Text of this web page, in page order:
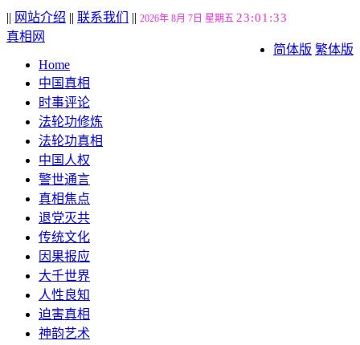
|| 网站介绍 || 联系我们 || 2026年 8月 7日 星期五 23:01:34
简体版 繁体版
真相网
Home
中国真相
时事评论
法轮功修炼
法轮功真相
中国人权
警世通言
真相焦点
退党灭共
传统文化
因果报应
大千世界
人性良知
迫害真相
神韵艺术